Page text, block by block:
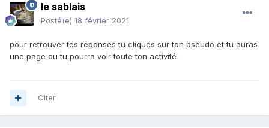
le sablais
Posté(e) 18 février 2021
pour retrouver tes réponses tu cliques sur ton pseudo et tu auras
une page ou tu pourra voir toute ton activité
Citer